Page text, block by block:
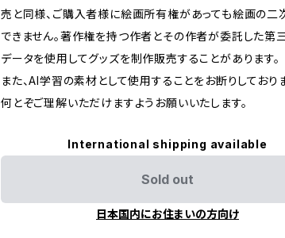
売と同様、ご購入者様に絵画所有権があっても絵画の二
できません。著作権を持つ作者とその作者が委託した第
データを使用してグッズを制作販売することがあります。
また、AI学習の素材として使用することをお断りしており
何とぞご理解いただけますようお願いいたします。
International shipping available
Sold out
日本国内にお住まいの方向け